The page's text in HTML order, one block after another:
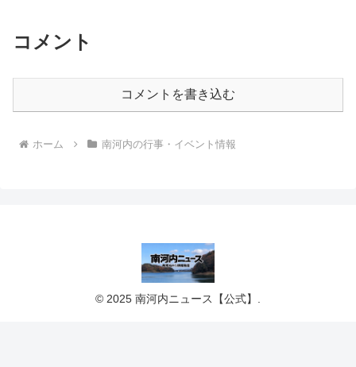
コメント
コメントを書き込む
ホーム 南河内の行事・イベント情報
© 2025 南河内ニュース【公式】.